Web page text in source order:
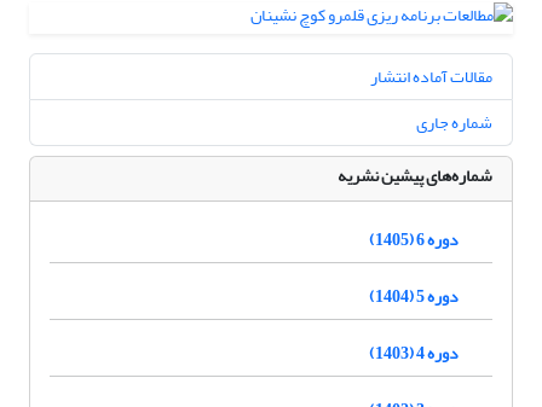
مقالات آماده انتشار
شماره جاری
شماره‌های پیشین نشریه
دوره 6 (1405)
دوره 5 (1404)
دوره 4 (1403)